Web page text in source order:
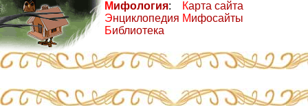
Мифология:
Энциклопедия
Библиотека
Карта сайта
Мифосайты